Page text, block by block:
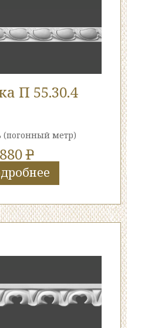
П 55.30.4
(погонный метр)
880P